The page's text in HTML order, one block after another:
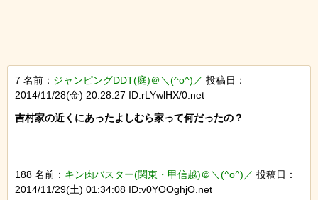
7 名前： ジャンピングDDT(庭)＠＼(^o^)／ 投稿日：
2014/11/28(金) 20:28:27 ID:rLYwlHX/0.net
吉村家の近くにあったよしむら家って何だったの？
188 名前： キン肉バスター(関東・甲信越)＠＼(^o^)／ 投稿日：
2014/11/29(土) 01:34:08 ID:v0YOOghjO.net